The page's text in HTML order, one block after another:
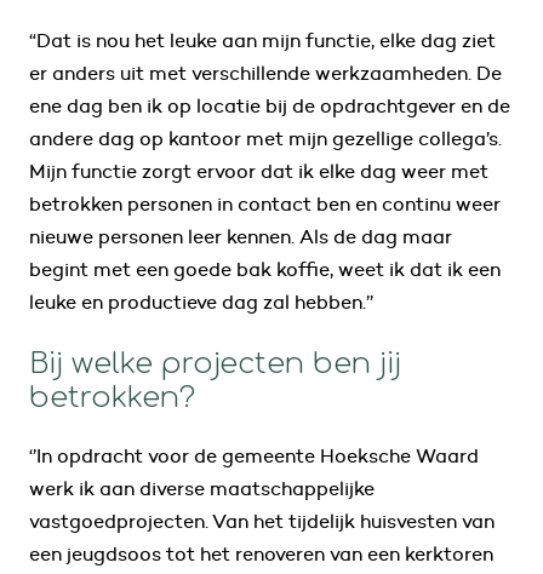
“Dat is nou het leuke aan mijn functie, elke dag ziet
er anders uit met verschillende werkzaamheden. De
ene dag ben ik op locatie bij de opdrachtgever en de
andere dag op kantoor met mijn gezellige collega’s.
Mijn functie zorgt ervoor dat ik elke dag weer met
betrokken personen in contact ben en continu weer
nieuwe personen leer kennen. Als de dag maar
begint met een goede bak koffie, weet ik dat ik een
leuke en productieve dag zal hebben.’’
Bij welke projecten ben jij
betrokken?
‘’In opdracht voor de gemeente Hoeksche Waard
werk ik aan diverse maatschappelijke
vastgoedprojecten. Van het tijdelijk huisvesten van
een jeugdsoos tot het renoveren van een kerktoren